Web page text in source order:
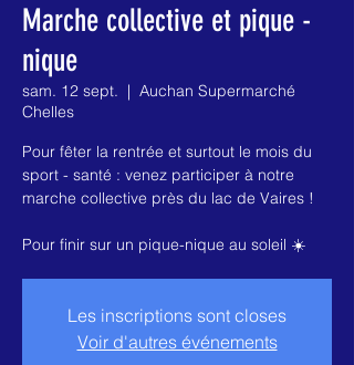
Marche collective et pique -
nique
sam. 12 sept.
  |
Auchan Supermarché
Chelles
Pour fêter la rentrée et surtout le mois du
sport - santé : venez participer à notre
marche collective près du lac de Vaires !
Pour finir sur un pique-nique au soleil ☀️
Les inscriptions sont closes
Voir d'autres événements